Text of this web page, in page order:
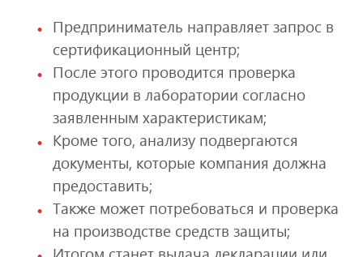
Предприниматель направляет запрос в
сертификационный центр;
После этого проводится проверка
продукции в лаборатории согласно
заявленным характеристикам;
Кроме того, анализу подвергаются
документы, которые компания должна
предоставить;
Также может потребоваться и проверка
на производстве средств защиты;